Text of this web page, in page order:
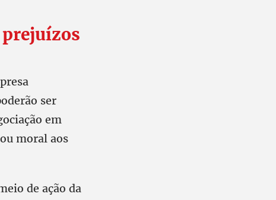
ser
em
moral aos
de ação da